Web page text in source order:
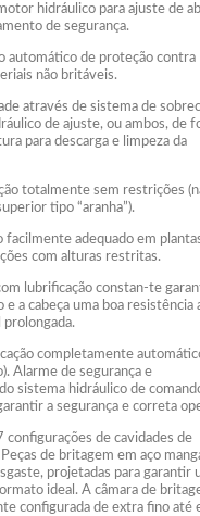
hidráulico para ajuste de
de segurança.
automático de proteção contra
não britáveis.
através de sistema de
de ajuste, ou ambos, de
para descarga e limpeza da
totalmente sem restrições
tipo “aranha”).
facilmente adequado em
com alturas restritas.
lubrificação constan-te
e a cabeça uma boa resistência
completamente
Alarme de segurança e
sistema hidráulico de
a segurança e correta
configurações de cavidades de
de britagem em aço
projetadas para garantir
ideal. A câmara de
configurada de extra fino até